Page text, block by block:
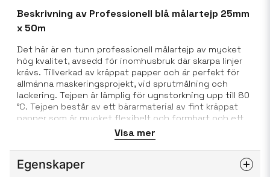
Beskrivning av Professionell blå målartejp 25mm
x 50m
Det här är en tunn professionell målartejp av mycket
hög kvalitet, avsedd för inomhusbruk där skarpa linjer
krävs. Tillverkad av kräppat papper och är perfekt för
allmänna maskeringsprojekt, vid sprutmålning och
lackering. Tejpen är lämplig för ugnstorkning upp till 80
°C. Tejpen består av ett bärarmaterial av fint kräppat
papper som är mycket flexibelt och formbart och ett
häftämne av naturgummi. Häftämnet ger god
vidhäftning till många olika ytor. Dessutom är
maskeringstejpen ytbehandlad så att målarstänk inte
flyter ut, utan fäster bra på pappersbäraren. Tejpen är
Visa mer
Egenskaper